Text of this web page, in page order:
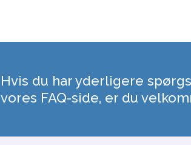
Hvis du har yderligere
vores FAQ-side, er du